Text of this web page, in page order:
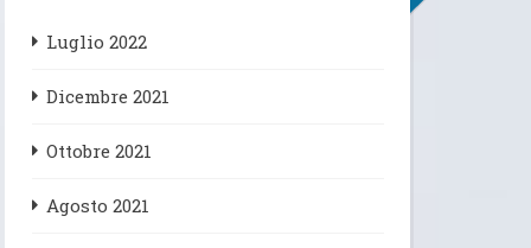
Luglio 2022
Dicembre 2021
Ottobre 2021
Agosto 2021